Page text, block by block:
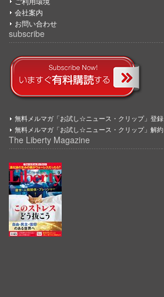
会社案内
お問い合わせ
subscribe
無料メルマガ「お試し☆ニュース・クリップ」登録
無料メルマガ「お試し☆ニュース・クリップ」解約
The Liberty Magazine